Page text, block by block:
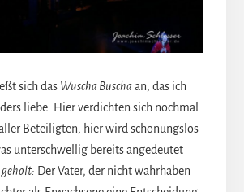
sich das Wuscha Buschaan, das ich
liebe. Hier verdichten sich nochmal
Beteiligten, hier wird schonungslos
unterschwellig bereits angedeutet
geholt: Der Vater, der nicht wahrhaben